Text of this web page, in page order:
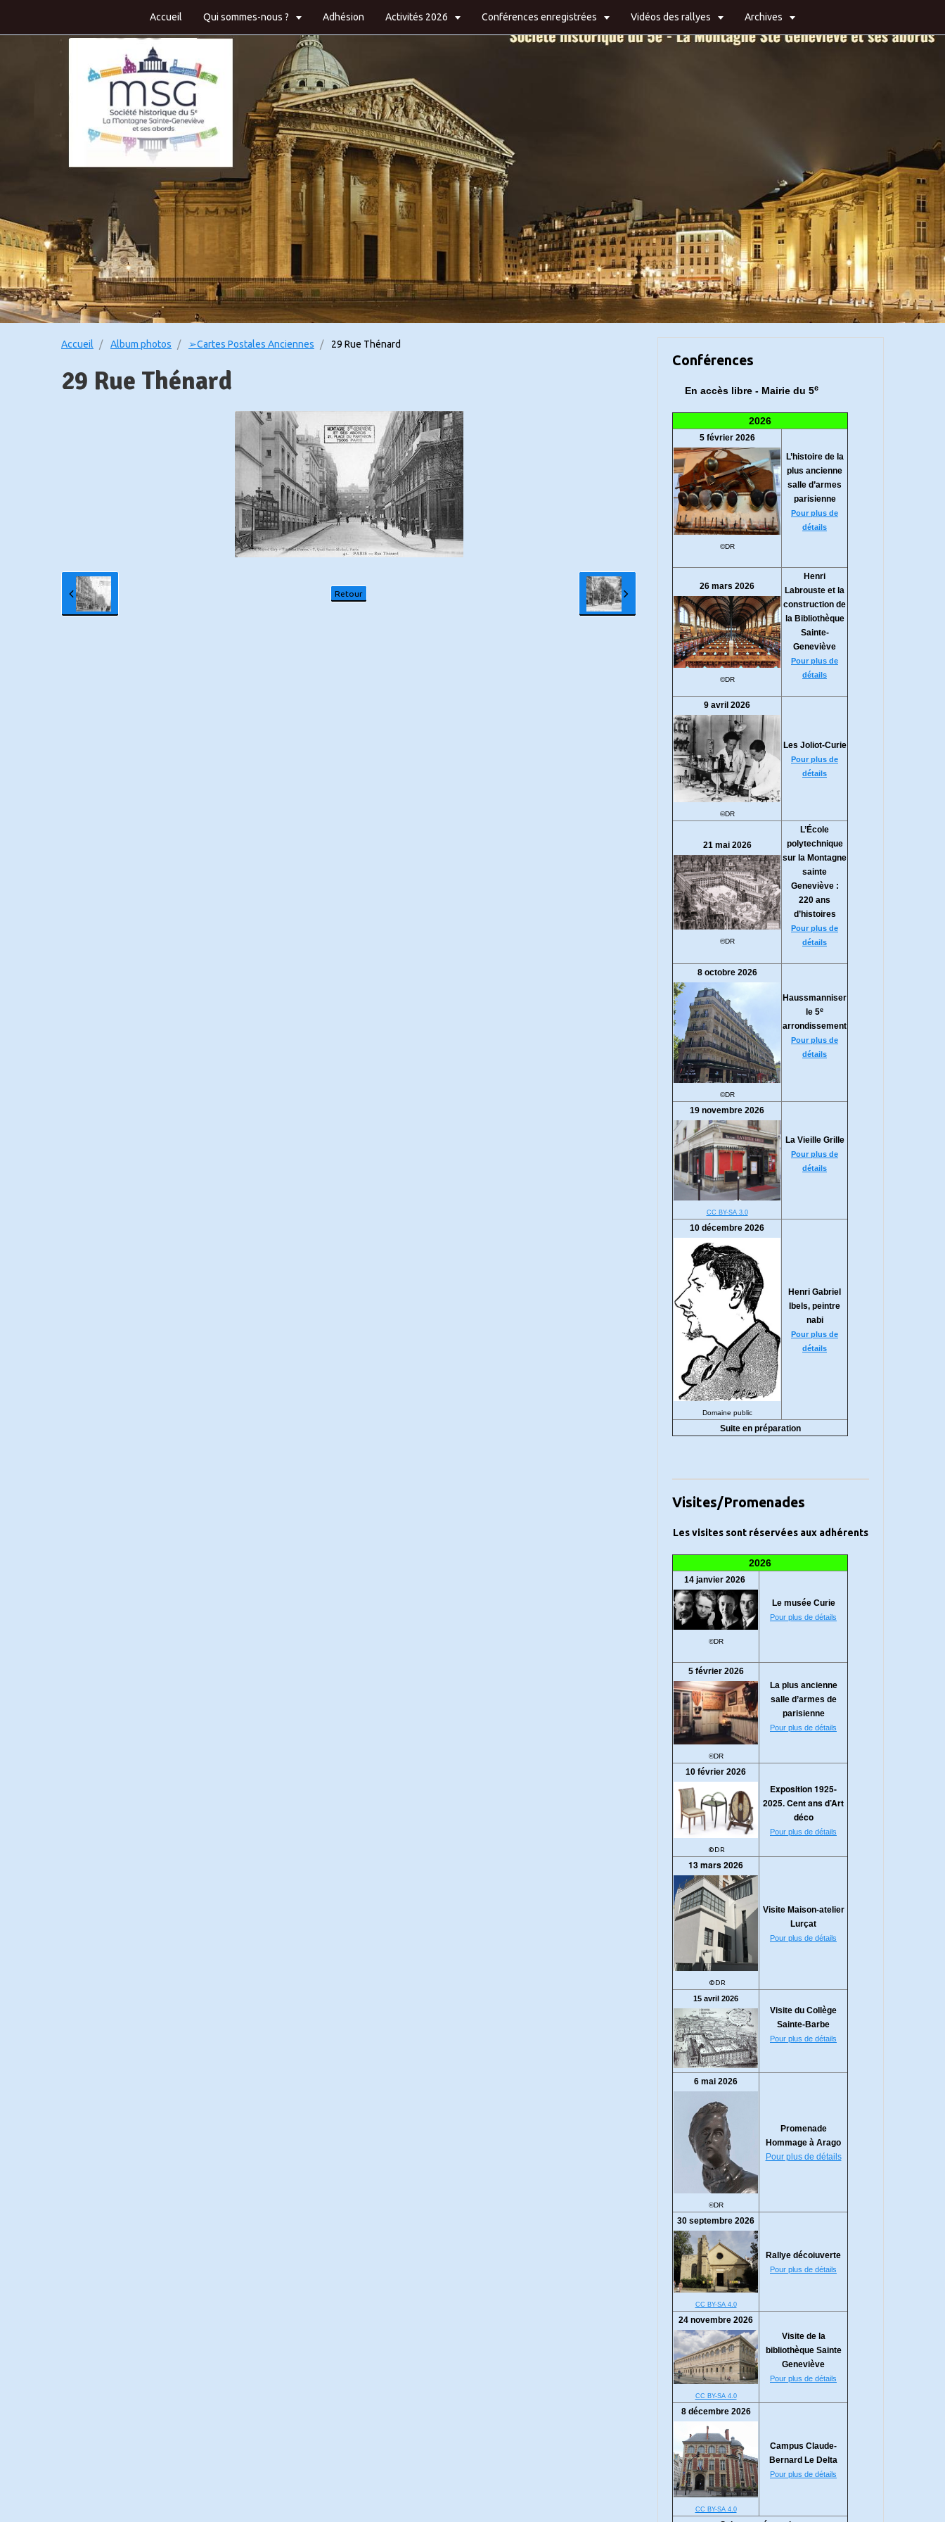
Accueil Qui sommes-nous ? Adhésion Activités 2026 Conférences enregistrées Vidéos des rallyes Archives
Accueil Album photos ➢Cartes Postales Anciennes 29 Rue Thénard
29 Rue Thénard
Retour
Conférences
En accès libre - Mairie du 5e
2026
5 février 2026
©DR
L’histoire de la
plus ancienne
salle d’armes
parisienne
Pour plus de
détails
26 mars 2026
©DR
Henri
Labrouste et la
construction de
la Bibliothèque
Sainte-
Geneviève
Pour plus de
détails
9 avril 2026
©DR
Les Joliot-Curie
Pour plus de
détails
21 mai 2026
©DR
L’École
polytechnique
sur la Montagne
sainte
Geneviève :
220 ans
d’histoires
Pour plus de
détails
8 octobre 2026
©DR
Haussmanniser
le 5e
arrondissement
Pour plus de
détails
19 novembre 2026
CC BY-SA 3.0
La Vieille Grille
Pour plus de
détails
10 décembre 2026
Domaine public
Henri Gabriel
Ibels, peintre
nabi
Pour plus de
détails
Suite en préparation
Visites/Promenades
Les visites sont réservées aux adhérents
2026
14 janvier 2026
©DR
Le musée Curie
Pour plus de détails
5 février 2026
©DR
La plus ancienne
salle d’armes de
parisienne
Pour plus de détails
10 février 2026
©DR
Exposition 1925-
2025. Cent ans d’Art
déco
Pour plus de détails
13 mars 2026
©DR
Visite Maison-atelier
Lurçat
Pour plus de détails
15 avril 2026
Visite du Collège
Sainte-Barbe
Pour plus de détails
6 mai 2026
©DR
Promenade
Hommage à Arago
Pour plus de détails
30 septembre 2026
CC BY-SA 4.0
Rallye décoiuverte
Pour plus de détails
24 novembre 2026
CC BY-SA 4.0
Visite de la
bibliothèque Sainte
Geneviève
Pour plus de détails
8 décembre 2026
CC BY-SA 4.0
Campus Claude-
Bernard Le Delta
Pour plus de détails